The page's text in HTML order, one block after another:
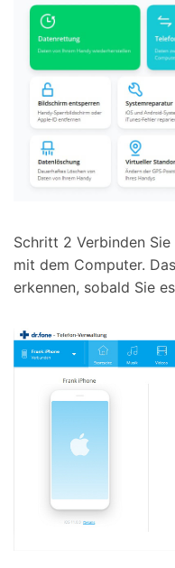
Schritt 2 Verbinden
mit dem Computer.
erkennen, sobald Sie